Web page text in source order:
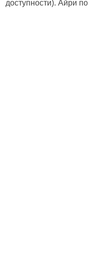
доступности). Айри